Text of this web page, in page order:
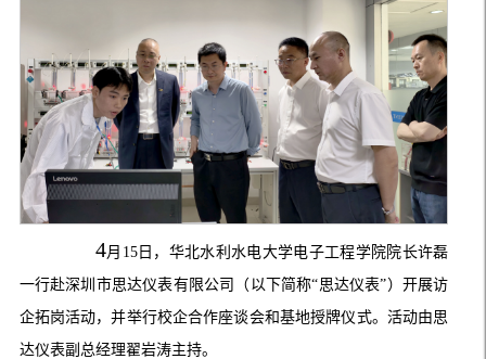
4月 15日，华北水利水电大学电子工程学院院长许磊
一行赴深圳市思达仪表有限公司（以下简称“思达仪表”）开展访
企拓岗活动，并举行校企合作座谈会和基地授牌仪式。活动由思
达仪表副总经理翟岩涛主持。